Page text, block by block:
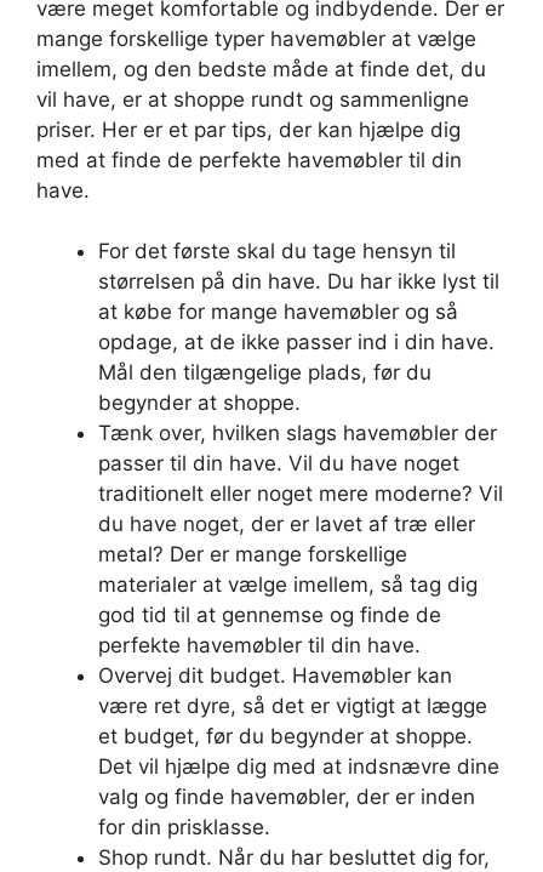
være meget komfortable og indbydende. Der er
mange forskellige typer havemøbler at vælge
imellem, og den bedste måde at finde det, du
vil have, er at shoppe rundt og sammenligne
priser. Her er et par tips, der kan hjælpe dig
med at finde de perfekte havemøbler til din
have.
For det første skal du tage hensyn til
størrelsen på din have. Du har ikke lyst til
at købe for mange havemøbler og så
opdage, at de ikke passer ind i din have.
Mål den tilgængelige plads, før du
begynder at shoppe.
Tænk over, hvilken slags havemøbler der
passer til din have. Vil du have noget
traditionelt eller noget mere moderne? Vil
du have noget, der er lavet af træ eller
metal? Der er mange forskellige
materialer at vælge imellem, så tag dig
god tid til at gennemse og finde de
perfekte havemøbler til din have.
Overvej dit budget. Havemøbler kan
være ret dyre, så det er vigtigt at lægge
et budget, før du begynder at shoppe.
Det vil hjælpe dig med at indsnævre dine
valg og finde havemøbler, der er inden
for din prisklasse.
Shop rundt. Når du har besluttet dig for,